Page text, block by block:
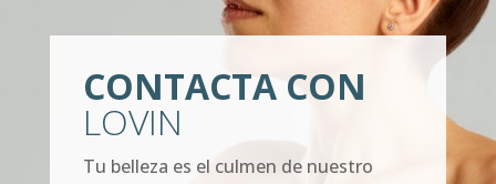
CONTACTA CON
LOVIN
Tu belleza es el culmen de nuestro